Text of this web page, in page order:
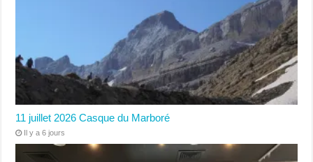
11 juillet 2026 Casque du Marboré
Il y a 6 jours